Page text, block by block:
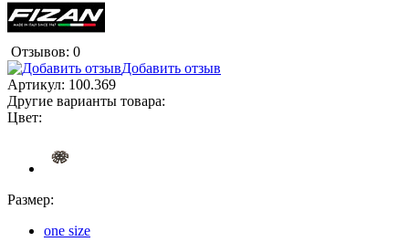
Отзывов: 0
Добавить отзыв
Артикул: 100.369
Другие варианты товара:
Цвет:
Размер:
one size